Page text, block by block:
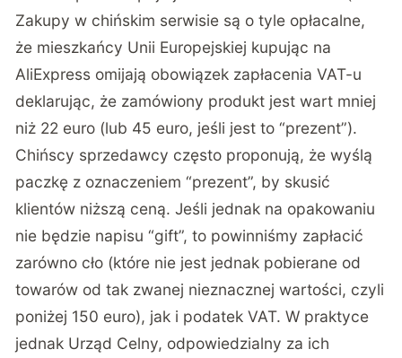
Zakupy w chińskim serwisie są o tyle opłacalne,
że mieszkańcy Unii Europejskiej kupując na
AliExpress omijają obowiązek zapłacenia VAT-u
deklarując, że zamówiony produkt jest wart mniej
niż 22 euro (lub 45 euro, jeśli jest to “prezent”).
Chińscy sprzedawcy często proponują, że wyślą
paczkę z oznaczeniem “prezent”, by skusić
klientów niższą ceną. Jeśli jednak na opakowaniu
nie będzie napisu “gift”, to powinniśmy zapłacić
zarówno cło (które nie jest jednak pobierane od
towarów od tak zwanej nieznacznej wartości, czyli
poniżej 150 euro), jak i podatek VAT. W praktyce
jednak Urząd Celny, odpowiedzialny za ich